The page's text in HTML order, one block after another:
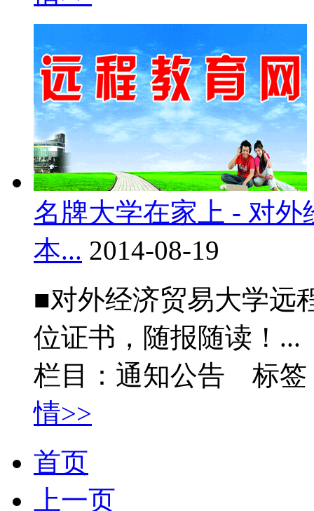
名牌大学在家上 - 对
本... 2014-08-19
■对外经济贸易大学远
位证书，随报随读！...
栏目：通知公告 标签
情>>
首页
上一页